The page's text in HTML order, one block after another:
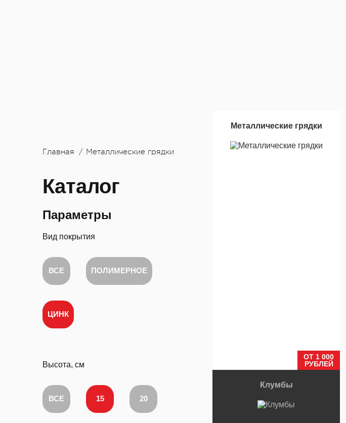
Главная Металлические грядки
Каталог
Параметры
Вид покрытия
ВСЕ ПОЛИМЕРНОЕ
ЦИНК
Высота, см
ВСЕ 15 20
Металлические грядки
ОТ 1 000
РУБЛЕЙ
Клумбы